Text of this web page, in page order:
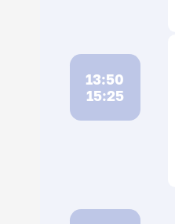
13:50
15:25